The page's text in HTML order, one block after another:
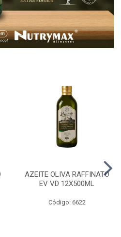
AZEITE OLIVA RAFFINATO
EV VD 12X500ML
Código: 6622